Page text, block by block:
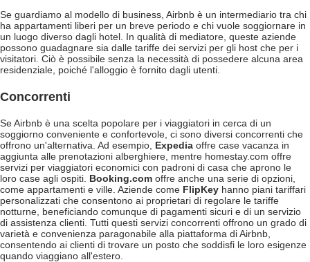
Se guardiamo al modello di business, Airbnb è un intermediario tra chi
ha appartamenti liberi per un breve periodo e chi vuole soggiornare in
un luogo diverso dagli hotel. In qualità di mediatore, queste aziende
possono guadagnare sia dalle tariffe dei servizi per gli host che per i
visitatori. Ciò è possibile senza la necessità di possedere alcuna area
residenziale, poiché l'alloggio è fornito dagli utenti.
Concorrenti
Se Airbnb è una scelta popolare per i viaggiatori in cerca di un
soggiorno conveniente e confortevole, ci sono diversi concorrenti che
offrono un'alternativa. Ad esempio, Expedia offre case vacanza in
aggiunta alle prenotazioni alberghiere, mentre homestay.com offre
servizi per viaggiatori economici con padroni di casa che aprono le
loro case agli ospiti. Booking.com offre anche una serie di opzioni,
come appartamenti e ville. Aziende come FlipKey hanno piani tariffari
personalizzati che consentono ai proprietari di regolare le tariffe
notturne, beneficiando comunque di pagamenti sicuri e di un servizio
di assistenza clienti. Tutti questi servizi concorrenti offrono un grado di
varietà e convenienza paragonabile alla piattaforma di Airbnb,
consentendo ai clienti di trovare un posto che soddisfi le loro esigenze
quando viaggiano all'estero.